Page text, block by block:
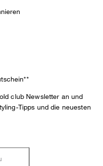
club Newsletter an und
Tipps und die neuesten